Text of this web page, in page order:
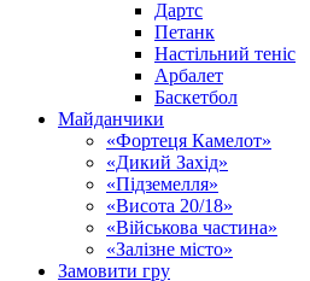
Дартс
Петанк
Настільний теніс
Арбалет
Баскетбол
Майданчики
«Фортеця Камелот»
«Дикий Захід»
«Підземелля»
«Висота 20/18»
«Військова частина»
«Залізне місто»
Замовити гру